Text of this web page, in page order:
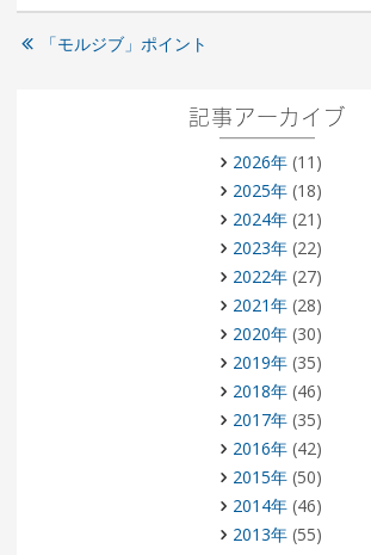
「モルジブ」ポイント
記事アーカイブ
2026年(11)
2025年(18)
2024年(21)
2023年(22)
2022年(27)
2021年(28)
2020年(30)
2019年(35)
2018年(46)
2017年(35)
2016年(42)
2015年(50)
2014年(46)
2013年(55)